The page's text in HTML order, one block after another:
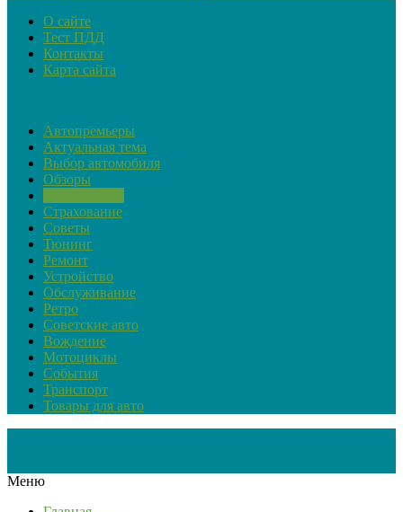
О сайте
Тест ПДД
Контакты
Карта сайта
Автопремьеры
Актуальная тема
Выбор автомобиля
Обзоры
Страхование
Советы
Тюнинг
Ремонт
Устройство
Обслуживание
Ретро
Советские авто
Вождение
Мотоциклы
События
Транспорт
Товары для авто
Меню